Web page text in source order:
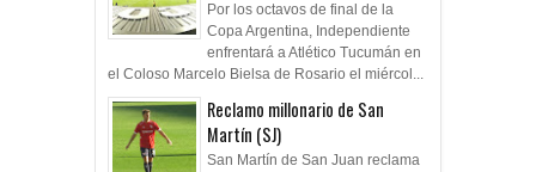
Por los octavos de final de la
Copa Argentina, Independiente
enfrentará a Atlético Tucumán en
el Coloso Marcelo Bielsa de Rosario el miércol...
Reclamo millonario de San
Martín (SJ)
San Martín de San Juan reclama